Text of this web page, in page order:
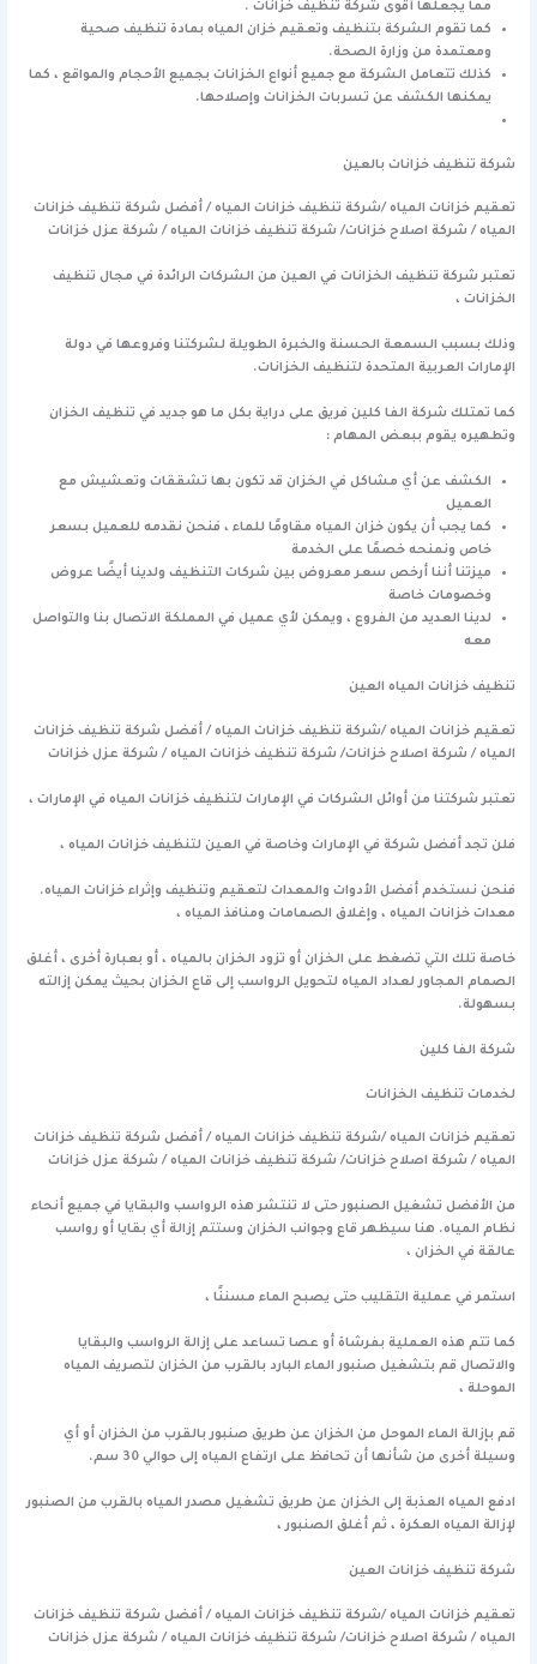
مما يجعلها أقوى شركة تنظيف خزانات .
كما تقوم الشركة بتنظيف وتعقيم خزان المياه بمادة تنظيف صحية
ومعتمدة من وزارة الصحة.
كذلك تتعامل الشركة مع جميع أنواع الخزانات بجميع الأحجام والمواقع ، كما
يمكنها الكشف عن تسربات الخزانات وإصلاحها.
شركة تنظيف خزانات بالعين
تعقيم خزانات المياه /شركة تنظيف خزانات المياه / أفضل شركة تنظيف خزانات
المياه / شركة اصلاح خزانات/ شركة تنظيف خزانات المياه / شركة عزل خزانات
تعتبر شركة تنظيف الخزانات في العين من الشركات الرائدة في مجال تنظيف
الخزانات ،
وذلك بسبب السمعة الحسنة والخبرة الطويلة لشركتنا وفروعها في دولة
الإمارات العربية المتحدة لتنظيف الخزانات.
كما تمتلك شركة الفا كلين فريق على دراية بكل ما هو جديد في تنظيف الخزان
وتطهيره يقوم ببعض المهام :
الكشف عن أي مشاكل في الخزان قد تكون بها تشققات وتعشيش مع
العميل
كما يجب أن يكون خزان المياه مقاومًا للماء ، فنحن نقدمه للعميل بسعر
خاص ونمنحه خصمًا على الخدمة
ميزتنا أننا أرخص سعر معروض بين شركات التنظيف ولدينا أيضًا عروض
وخصومات خاصة
لدينا العديد من الفروع ، ويمكن لأي عميل في المملكة الاتصال بنا والتواصل
معه
تنظيف خزانات المياه العين
تعقيم خزانات المياه /شركة تنظيف خزانات المياه / أفضل شركة تنظيف خزانات
المياه / شركة اصلاح خزانات/ شركة تنظيف خزانات المياه / شركة عزل خزانات
تعتبر شركتنا من أوائل الشركات في الإمارات لتنظيف خزانات المياه في الإمارات ،
فلن تجد أفضل شركة في الإمارات وخاصة في العين لتنظيف خزانات المياه ،
فنحن نستخدم أفضل الأدوات والمعدات لتعقيم وتنظيف وإثراء خزانات المياه.
معدات خزانات المياه ، وإغلاق الصمامات ومنافذ المياه ،
خاصة تلك التي تضغط على الخزان أو تزود الخزان بالمياه ، أو بعبارة أخرى ، أغلق
الصمام المجاور لعداد المياه لتحويل الرواسب إلى قاع الخزان بحيث يمكن إزالته
بسهولة.
شركة الفا كلين
لخدمات تنظيف الخزانات
تعقيم خزانات المياه /شركة تنظيف خزانات المياه / أفضل شركة تنظيف خزانات
المياه / شركة اصلاح خزانات/ شركة تنظيف خزانات المياه / شركة عزل خزانات
من الأفضل تشغيل الصنبور حتى لا تنتشر هذه الرواسب والبقايا في جميع أنحاء
نظام المياه. هنا سيظهر قاع وجوانب الخزان وستتم إزالة أي بقايا أو رواسب
عالقة في الخزان ،
استمر في عملية التقليب حتى يصبح الماء مسننًا ،
كما تتم هذه العملية بفرشاة أو عصا تساعد على إزالة الرواسب والبقايا
والاتصال قم بتشغيل صنبور الماء البارد بالقرب من الخزان لتصريف المياه
الموحلة ،
قم بإزالة الماء الموحل من الخزان عن طريق صنبور بالقرب من الخزان أو أي
وسيلة أخرى من شأنها أن تحافظ على ارتفاع المياه إلى حوالي 30 سم.
ادفع المياه العذبة إلى الخزان عن طريق تشغيل مصدر المياه بالقرب من الصنبور
لإزالة المياه العكرة ، ثم أغلق الصنبور ،
شركة تنظيف خزانات العين
تعقيم خزانات المياه /شركة تنظيف خزانات المياه / أفضل شركة تنظيف خزانات
المياه / شركة اصلاح خزانات/ شركة تنظيف خزانات المياه / شركة عزل خزانات